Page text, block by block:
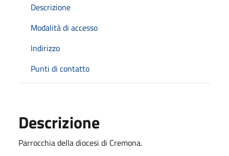
Descrizione
Modalità di accesso
Indirizzo
Punti di contatto
Descrizione
Parrocchia della diocesi di Cremona.